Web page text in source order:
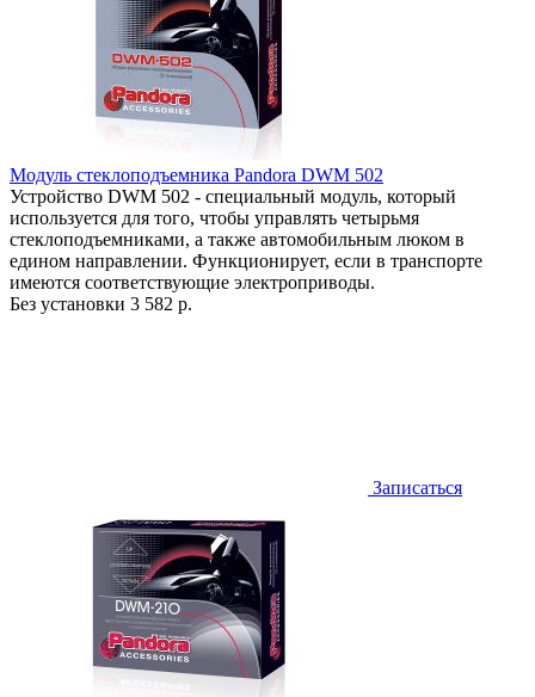
Модуль стеклоподъемника Pandora DWM 502
Устройство DWM 502 - специальный модуль, который
используется для того, чтобы управлять четырьмя
стеклоподъемниками, а также автомобильным люком в
едином направлении. Функционирует, если в транспорте
имеются соответствующие электроприводы.
Без установки 3 582 р.
Записаться